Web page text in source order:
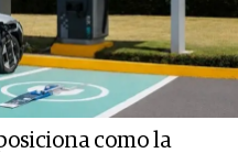
como la